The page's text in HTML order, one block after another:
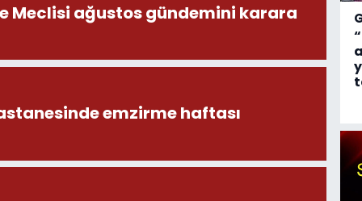
Meclisi ağustos gündemini karara
emzirme haftası